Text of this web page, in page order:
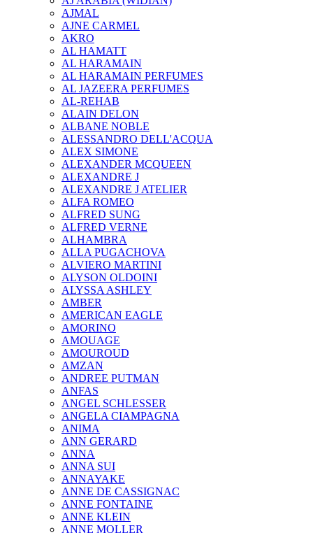
AJMAL
AJNE CARMEL
AKRO
AL HAMATT
AL HARAMAIN
AL HARAMAIN PERFUMES
AL JAZEERA PERFUMES
AL-REHAB
ALAIN DELON
ALBANE NOBLE
ALESSANDRO DELL'ACQUA
ALEX SIMONE
ALEXANDER MCQUEEN
ALEXANDRE J
ALEXANDRE J ATELIER
ALFA ROMEO
ALFRED SUNG
ALFRED VERNE
ALHAMBRA
ALLA PUGACHOVA
ALVIERO MARTINI
ALYSON OLDOINI
ALYSSA ASHLEY
AMBER
AMERICAN EAGLE
AMORINO
AMOUAGE
AMOUROUD
AMZAN
ANDREE PUTMAN
ANFAS
ANGEL SCHLESSER
ANGELA CIAMPAGNA
ANIMA
ANN GERARD
ANNA
ANNA SUI
ANNAYAKE
ANNE DE CASSIGNAC
ANNE FONTAINE
ANNE KLEIN
ANNE MOLLER